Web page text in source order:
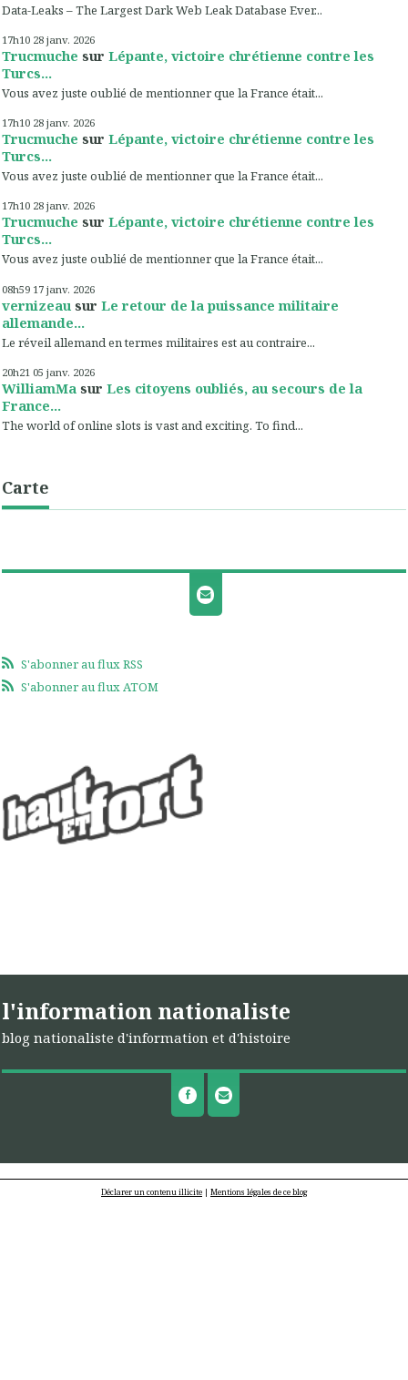
Data-Leaks – The Largest Dark Web Leak Database Ever...
17h10 28 janv. 2026
Trucmuche sur Lépante, victoire chrétienne contre les
Turcs...
Vous avez juste oublié de mentionner que la France était...
17h10 28 janv. 2026
Trucmuche sur Lépante, victoire chrétienne contre les
Turcs...
Vous avez juste oublié de mentionner que la France était...
17h10 28 janv. 2026
Trucmuche sur Lépante, victoire chrétienne contre les
Turcs...
Vous avez juste oublié de mentionner que la France était...
08h59 17 janv. 2026
vernizeau sur Le retour de la puissance militaire
allemande...
Le réveil allemand en termes militaires est au contraire...
20h21 05 janv. 2026
WilliamMa sur Les citoyens oubliés, au secours de la
France...
The world of online slots is vast and exciting. To find...
Carte
S'abonner au flux RSS
S'abonner au flux ATOM
l'information nationaliste
blog nationaliste d'information et d'histoire
Déclarer un contenu illicite | Mentions légales de ce blog